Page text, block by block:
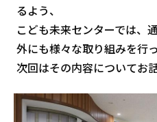
るよう、
こども未来センターでは、
外にも様々な取り組みを行っ
次回はその内容についてお